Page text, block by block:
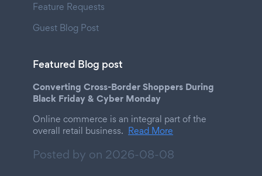
Feature Requests
Guest Blog Post
Featured Blog post
Converting Cross-Border Shoppers During
Black Friday & Cyber Monday
Online commerce is an integral part of the
overall retail business. Read More
Posted by on 2026-08-08